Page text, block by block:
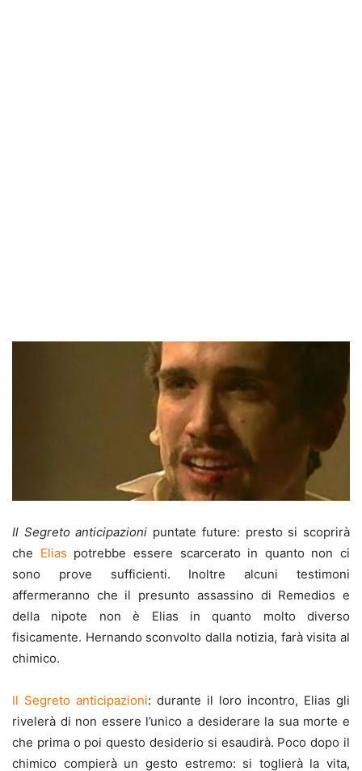
Il Segreto anticipazioni puntate future: presto si scoprirà
che Elias potrebbe essere scarcerato in quanto non ci
sono prove sufficienti. Inoltre alcuni testimoni
affermeranno che il presunto assassino di Remedios e
della nipote non è Elias in quanto molto diverso
fisicamente. Hernando sconvolto dalla notizia, farà visita al
chimico.
Il Segreto anticipazioni: durante il loro incontro, Elias gli
rivelerà di non essere l’unico a desiderare la sua morte e
che prima o poi questo desiderio si esaudirà. Poco dopo il
chimico compierà un gesto estremo: si toglierà la vita,